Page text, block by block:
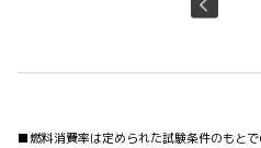
■燃料消費率は定められた試験条件のもとで